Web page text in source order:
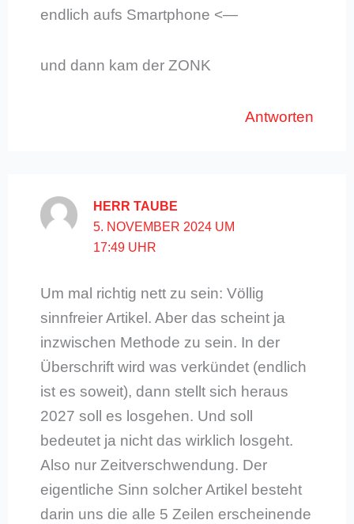
endlich aufs Smartphone <—
und dann kam der ZONK
Antworten
HERR TAUBE
5. NOVEMBER 2024 UM
17:49 UHR
Um mal richtig nett zu sein: Völlig
sinnfreier Artikel. Aber das scheint ja
inzwischen Methode zu sein. In der
Überschrift wird was verkündet (endlich
ist es soweit), dann stellt sich heraus
2027 soll es losgehen. Und soll
bedeutet ja nicht das wirklich losgeht.
Also nur Zeitverschwendung. Der
eigentliche Sinn solcher Artikel besteht
darin uns die alle 5 Zeilen erscheinende